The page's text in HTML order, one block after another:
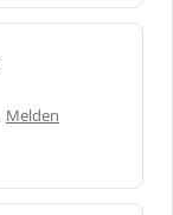
Melden